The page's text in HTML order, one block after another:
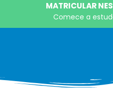
MATRICULAR
Comece a